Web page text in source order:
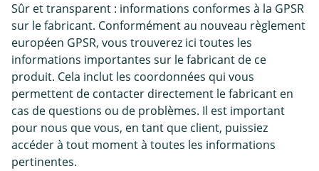
Sûr et transparent : informations conformes à la GPSR
sur le fabricant. Conformément au nouveau règlement
européen GPSR, vous trouverez ici toutes les
informations importantes sur le fabricant de ce
produit. Cela inclut les coordonnées qui vous
permettent de contacter directement le fabricant en
cas de questions ou de problèmes. Il est important
pour nous que vous, en tant que client, puissiez
accéder à tout moment à toutes les informations
pertinentes.